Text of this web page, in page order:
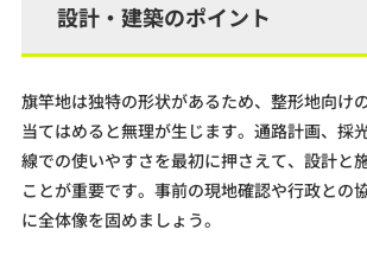
設計・建築のポイント
旗竿地は独特の形状があるため、整形地向け
当てはめると無理が生じます。通路計画、採
線での使いやすさを最初に押さえて、設計と
ことが重要です。事前の現地確認や行政との
に全体像を固めましょう。